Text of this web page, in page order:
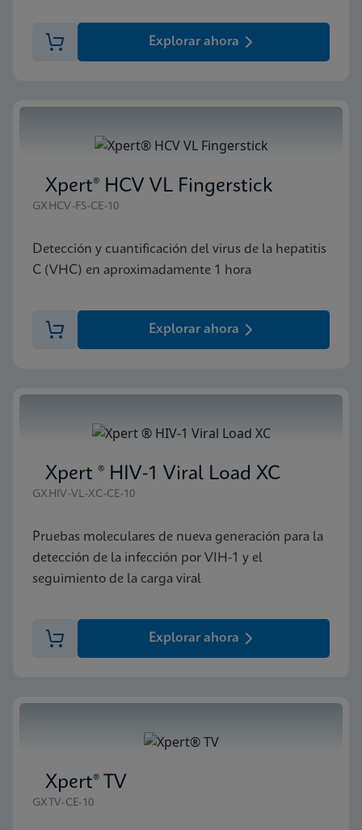
Explorar ahora
Xpert® HCV VL Fingerstick
GXHCV-FS-CE-10
Detección y cuantificación del virus de la hepatitis
C (VHC) en aproximadamente 1 hora
Explorar ahora
Xpert ® HIV-1 Viral Load XC
GXHIV-VL-XC-CE-10
Pruebas moleculares de nueva generación para la
detección de la infección por VIH-1 y el
seguimiento de la carga viral
Explorar ahora
Xpert® TV
GXTV-CE-10